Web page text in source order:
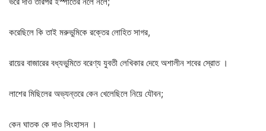
করেছিলে কি তাই মরুভুমিকে রক্তের লোহিত সাগর,
রায়ের বাজারের বধ্যভুমিতে বরেণ্য যুবতী লেখিকার দেহে অশালীন শবের স্রোত ।
লাশের মিছিলের অভ্যন্তরে কেন খেলেছিলে নিয়ে যৌবন;
কেন ঘাতক কে দাও সিংহাসন ।